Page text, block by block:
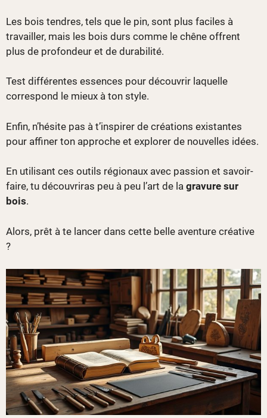
Les bois tendres, tels que le pin, sont plus faciles à
travailler, mais les bois durs comme le chêne offrent
plus de profondeur et de durabilité.
Test différentes essences pour découvrir laquelle
correspond le mieux à ton style.
Enfin, n’hésite pas à t’inspirer de créations existantes
pour affiner ton approche et explorer de nouvelles idées.
En utilisant ces outils régionaux avec passion et savoir-
faire, tu découvriras peu à peu l’art de la gravure sur
bois.
Alors, prêt à te lancer dans cette belle aventure créative
?